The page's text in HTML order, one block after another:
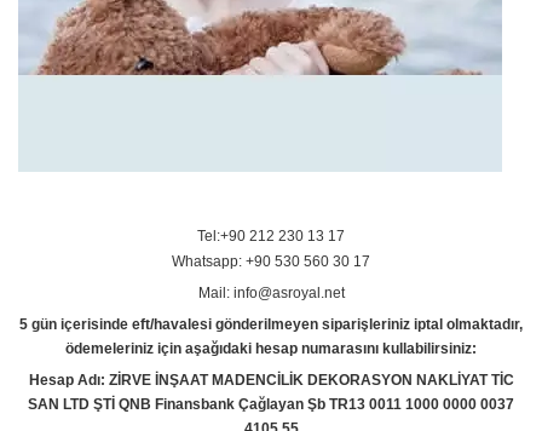
Tel:+90 212 230 13 17
Whatsapp: +90 530 560 30 17
Mail: info@asroyal.net
5 gün içerisinde eft/havalesi gönderilmeyen siparişleriniz iptal olmaktadır,
ödemeleriniz için aşağıdaki hesap numarasını kullabilirsiniz:
Hesap Adı: ZİRVE İNŞAAT MADENCİLİK DEKORASYON NAKLİYAT TİC
SAN LTD ŞTİ QNB Finansbank Çağlayan Şb TR13 0011 1000 0000 0037